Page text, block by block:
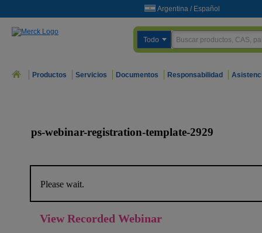
Argentina / Español
Todo
Productos Servicios Documentos Responsabilidad